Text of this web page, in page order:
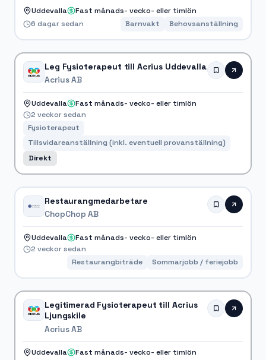
Uddevalla
Fast månads- vecko- eller timlön
6 dagar sedan
Barnvakt Behovsanställning
Leg Fysioterapeut till Acrius Uddevalla
Acrius AB
Uddevalla
Fast månads- vecko- eller timlön
2 veckor sedan
Fysioterapeut
Tillsvidareanställning (inkl. eventuell provanställning)
Direkt
Restaurangmedarbetare
ChopChop AB
Uddevalla
Fast månads- vecko- eller timlön
2 veckor sedan
Restaurangbiträde
Sommarjobb / feriejobb
Legitimerad Fysioterapeut till Acrius
Ljungskile
Acrius AB
Uddevalla
Fast månads- vecko- eller timlön